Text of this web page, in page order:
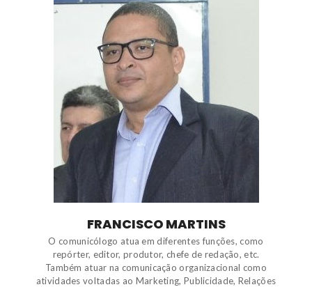
FRANCISCO MARTINS
O comunicólogo atua em diferentes funções, como
repórter, editor, produtor, chefe de redação, etc.
Também atuar na comunicação organizacional como
atividades voltadas ao Marketing, Publicidade, Relações